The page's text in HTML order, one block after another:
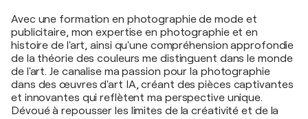
Avec une formation en photographie de mode et
publicitaire, mon expertise en photographie et en
histoire de l'art, ainsi qu'une compréhension approfondie
de la théorie des couleurs me distinguent dans le monde
de l'art. Je canalise ma passion pour la photographie
dans des œuvres d'art IA, créant des pièces captivantes
et innovantes qui reflètent ma perspective unique.
Dévoué à repousser les limites de la créativité et de la